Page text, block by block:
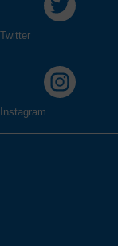
Twitter
Instagram